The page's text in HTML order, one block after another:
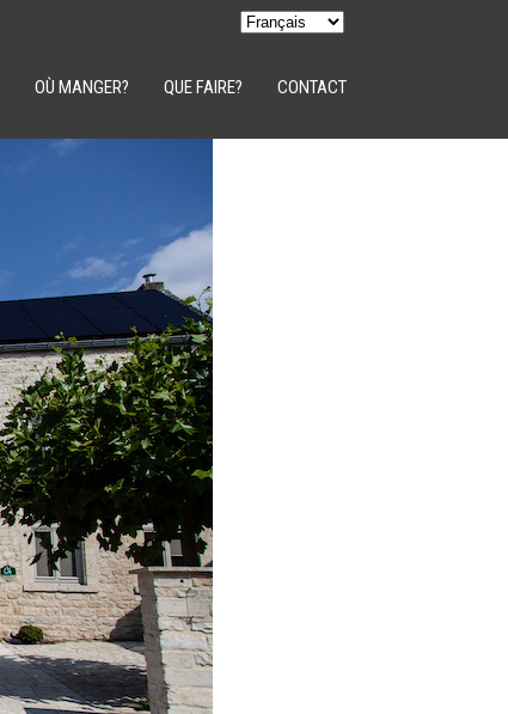
OÙ MANGER? QUE FAIRE? CONTACT